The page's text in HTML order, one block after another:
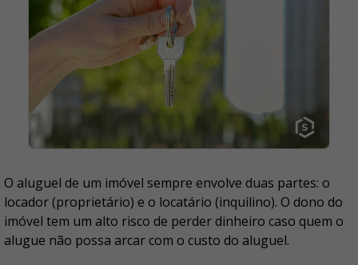
O aluguel de um imóvel sempre envolve duas partes: o
locador (proprietário) e o locatário (inquilino). O dono do
imóvel tem um alto risco de perder dinheiro caso quem o
alugue não possa arcar com o custo do aluguel.